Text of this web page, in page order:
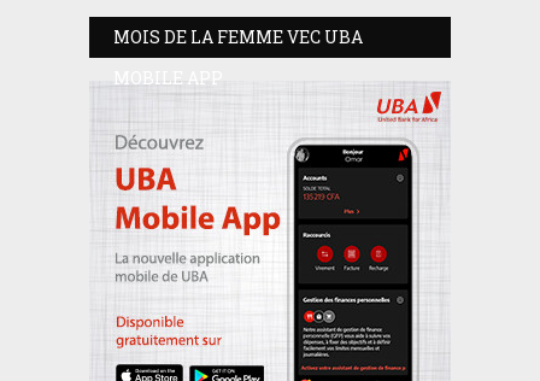
MOIS DE LA FEMME VEC UBA
MOBILE APP